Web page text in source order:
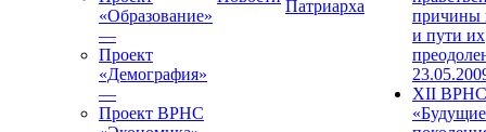
«Образование»
—
Проект
«Демография»
—
Проект ВРНС
Патриарха
причины
и пути их
XII ВРНС
«Будущие